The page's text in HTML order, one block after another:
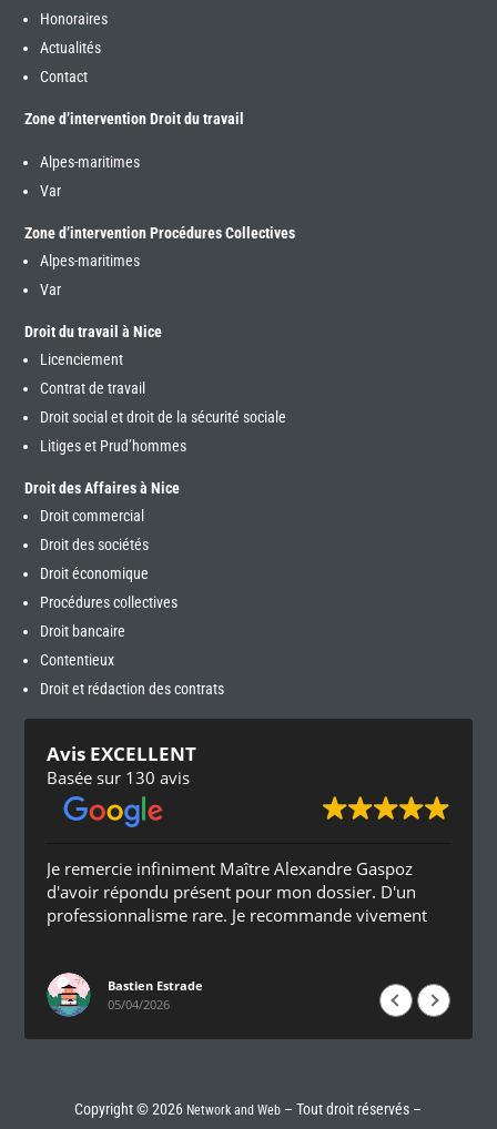
Honoraires
Actualités
Contact
Zone d’intervention Droit du travail
Alpes-maritimes
Var
Zone d’intervention Procédures Collectives
Alpes-maritimes
Var
Droit du travail à Nice
Licenciement
Contrat de travail
Droit social et droit de la sécurité sociale
Litiges et Prud’hommes
Droit des Affaires à Nice
Droit commercial
Droit des sociétés
Droit économique
Procédures collectives
Droit bancaire
Contentieux
Droit et rédaction des contrats
Avis EXCELLENT
Basée sur 130 avis
Je remercie infiniment Maître Alexandre Gaspoz
d'avoir répondu présent pour mon dossier. D'un
professionnalisme rare. Je recommande vivement
Bastien Estrade
05/04/2026
Copyright © 2026 Network and Web – Tout droit réservés –